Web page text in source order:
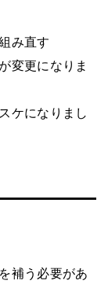
み直す
変更になりま
ケになりまし
補う必要があ